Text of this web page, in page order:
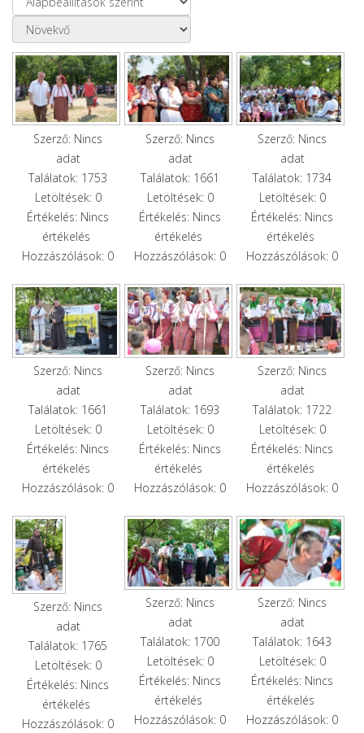
Szerző: Nincs
adat
Találatok: 1753
Letöltések: 0
Értékelés: Nincs
értékelés
Hozzászólások: 0
Szerző: Nincs
adat
Találatok: 1661
Letöltések: 0
Értékelés: Nincs
értékelés
Hozzászólások: 0
Szerző: Nincs
adat
Találatok: 1734
Letöltések: 0
Értékelés: Nincs
értékelés
Hozzászólások: 0
Szerző: Nincs
adat
Találatok: 1661
Letöltések: 0
Értékelés: Nincs
értékelés
Hozzászólások: 0
Szerző: Nincs
adat
Találatok: 1693
Letöltések: 0
Értékelés: Nincs
értékelés
Hozzászólások: 0
Szerző: Nincs
adat
Találatok: 1722
Letöltések: 0
Értékelés: Nincs
értékelés
Hozzászólások: 0
Szerző: Nincs
adat
Találatok: 1765
Letöltések: 0
Értékelés: Nincs
értékelés
Hozzászólások: 0
Szerző: Nincs
adat
Találatok: 1700
Letöltések: 0
Értékelés: Nincs
értékelés
Hozzászólások: 0
Szerző: Nincs
adat
Találatok: 1643
Letöltések: 0
Értékelés: Nincs
értékelés
Hozzászólások: 0